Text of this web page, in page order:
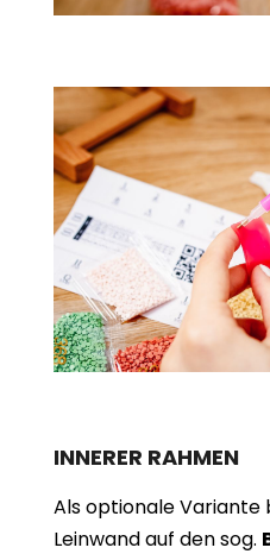
INNERER RAHMEN
Als optionale Variante
Leinwand auf den sog.